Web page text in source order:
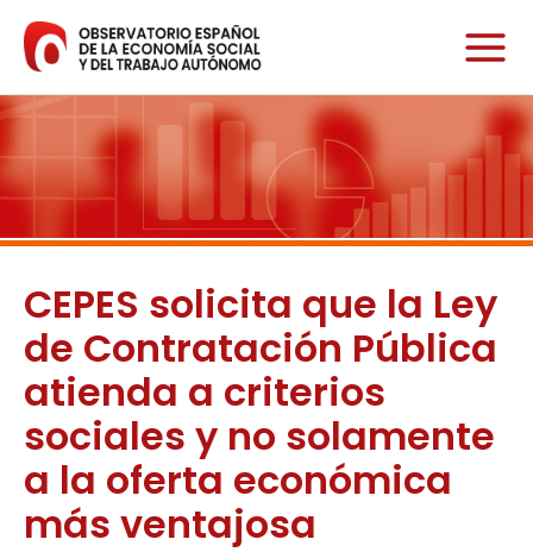
contenido
CEPES solicita que la Ley
de Contratación Pública
atienda a criterios
sociales y no solamente
a la oferta económica
más ventajosa